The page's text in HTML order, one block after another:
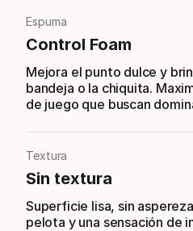
Espuma
Control Foam
Mejora el punto dulce y
bandeja o la chiquita.
de juego que buscan
Textura
Sin textura
Superficie lisa, sin
pelota y una sensación de